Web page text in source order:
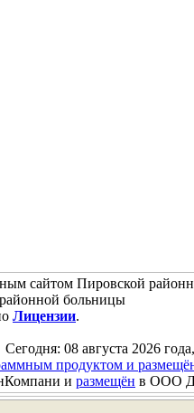
сайтом Пировской
больницы
Лицензии.
08 августа 2026
продуктом и
и размещён в ООО